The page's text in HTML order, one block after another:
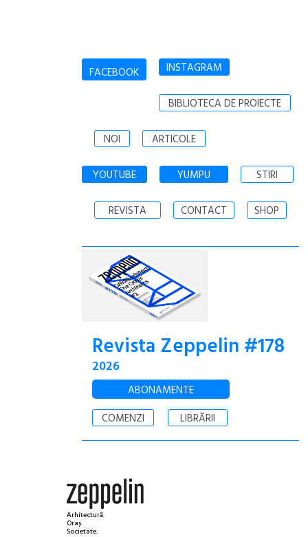
FACEBOOK INSTAGRAM
BIBLIOTECA DE PROIECTE
NOI ARTICOLE
YOUTUBE YUMPU STIRI
REVISTA CONTACT SHOP
Revista Zeppelin #178
2026
ABONAMENTE
COMENZI
LIBRĂRII
Arhitectură.
Oraș.
Societate.